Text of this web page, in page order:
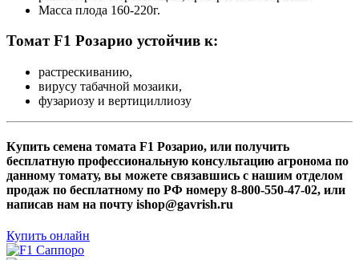
Масса плода 160-220г.
Томат F1 Розарио устойчив к:
растрескиванию,
вирусу табачной мозаики,
фузариозу и вертициллиозу
Купить семена томата F1 Розарио, или получить
бесплатную профессиональную консультацию агронома по
данному томату, вы можете связавшись с нашим отделом
продаж по бесплатному по РФ номеру 8-800-550-47-02, или
написав нам на почту ishop@gavrish.ru
Купить онлайн